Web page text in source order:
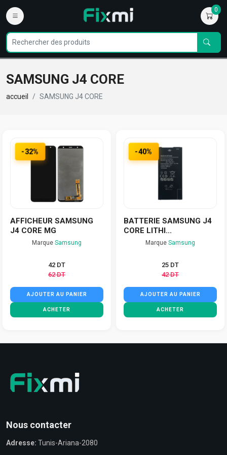
0
SAMSUNG J4 CORE
accueil SAMSUNG J4 CORE
-32%
AFFICHEUR SAMSUNG
J4 CORE MG
Marque Samsung
42 DT
62 DT
AJOUTER AU PANIER
ACHETER
-40%
BATTERIE SAMSUNG J4
CORE LITHI...
Marque Samsung
25 DT
42 DT
AJOUTER AU PANIER
ACHETER
Nous contacter
Adresse: Tunis-Ariana-2080